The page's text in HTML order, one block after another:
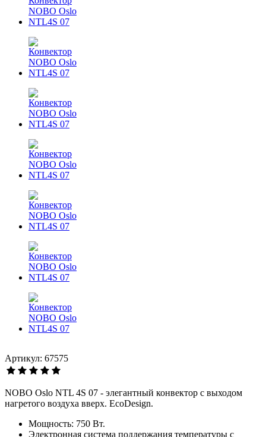
Артикул: 67575
NOBO Oslo NTL 4S 07 - элегантный конвектор с выходом
нагретого воздуха вверх. EcoDesign.
Мощность: 750 Вт.
Электронная система поддержания температуры с